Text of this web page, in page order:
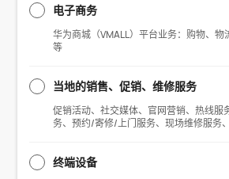
电子商务
华为商城（VMALL）平台业务：购物、
等
当地的销售、促销、维修服务
促销活动、社交媒体、官网营销、热线
务、预约/寄修/上门服务、现场维修服务
终端设备